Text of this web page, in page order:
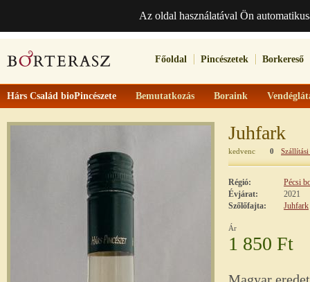
Az oldal használatával Ön
Főoldal Pincészetek Borkereső
Hárs Család bioPincészete Bemutatkozás Boraink
Juhfark
kedvenc 0
Régió:
Pécsi
Évjárat:
2021
Szőlőfajta:
Juhfark
Ár
1 850 Ft